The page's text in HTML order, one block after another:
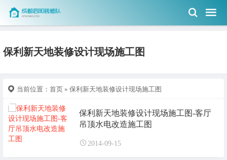
保利新天地装修设计现场施工图
当前位置： 首页 » 保利新天地装修设计现场施工图
保利新天地装修设计现场施工图-客厅
吊顶水电改造施工图
2014-09-15